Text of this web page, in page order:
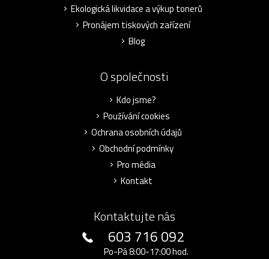
Ekologická likvidace a výkup tonerů
Pronájem tiskových zařízení
Blog
O společnosti
Kdo jsme?
Používání cookies
Ochrana osobních údajů
Obchodní podmínky
Pro média
Kontakt
Kontaktujte nás
603 716 092
Po-Pá 8:00-17:00 hod.